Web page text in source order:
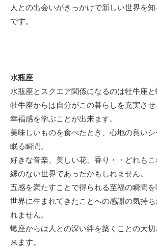
人との出会いがきっかけで新しい世界を
です。
水瓶座
水瓶座とスクエア関係になるのは牡牛座と
牡牛座からは自分がこの暮らしを充実さ
幸福感を学ぶことが出来ます。
美味しいものを食べたとき、心地の良い
眠る瞬間。
好きな音楽、美しい花、香り・・どれも
縁のない世界であったかもしれません。
五感を満たすことで得られる至福の瞬間
世界に生まれてきたことへの感謝の気持
れません。
蠍座からは人との深い絆を築くことの大
来ます。